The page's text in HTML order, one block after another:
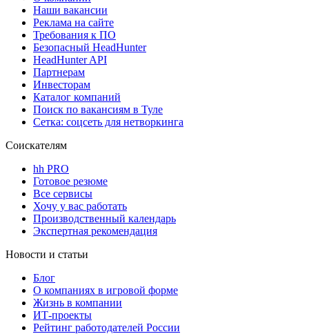
Наши вакансии
Реклама на сайте
Требования к ПО
Безопасный HeadHunter
HeadHunter API
Партнерам
Инвесторам
Каталог компаний
Поиск по вакансиям в Туле
Сетка: соцсеть для нетворкинга
Соискателям
hh PRO
Готовое резюме
Все сервисы
Хочу у вас работать
Производственный календарь
Экспертная рекомендация
Новости и статьи
Блог
О компаниях в игровой форме
Жизнь в компании
ИТ-проекты
Рейтинг работодателей России